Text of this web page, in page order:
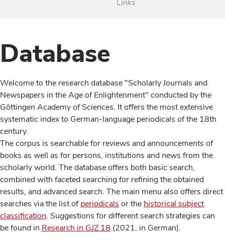
Links
Database
Welcome to the research database "Scholarly Journals and
Newspapers in the Age of Enlightenment" conducted by the
Göttingen Academy of Sciences. It offers the most extensive
systematic index to German-language periodicals of the 18th
century.
The corpus is searchable for reviews and announcements of
books as well as for persons, institutions and news from the
scholarly world. The database offers both basic search,
combined with faceted searching for refining the obtained
results, and advanced search. The main menu also offers direct
searches via the list ofperiodicals or the historical subject
classification. Suggestions for different search strategies can
be found in Research in GJZ 18 (2021, in German).